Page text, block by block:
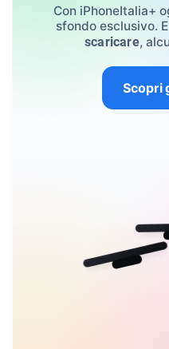
Con iPhoneItalia+
sfondo esclusivo.
scaricare,
Scopri